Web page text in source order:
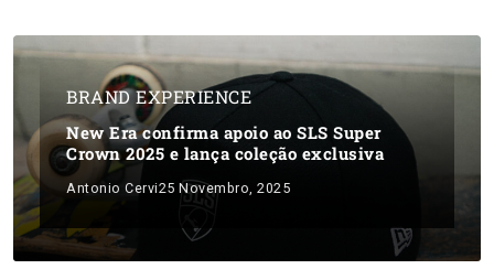
BRAND EXPERIENCE
New Era confirma apoio ao SLS Super
Crown 2025 e lança coleção exclusiva
Antonio Cervi25 Novembro, 2025